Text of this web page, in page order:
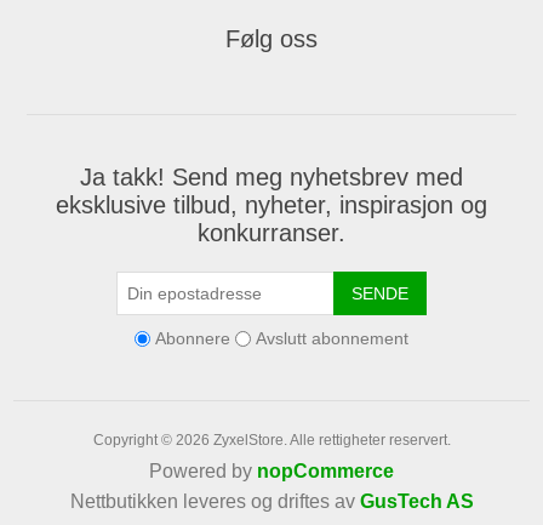
Følg oss
Ja takk! Send meg nyhetsbrev med
eksklusive tilbud, nyheter, inspirasjon og
konkurranser.
SENDE
Abonnere Avslutt abonnement
Copyright © 2026 ZyxelStore. Alle rettigheter reservert.
Powered by nopCommerce
Nettbutikken leveres og driftes av GusTech AS